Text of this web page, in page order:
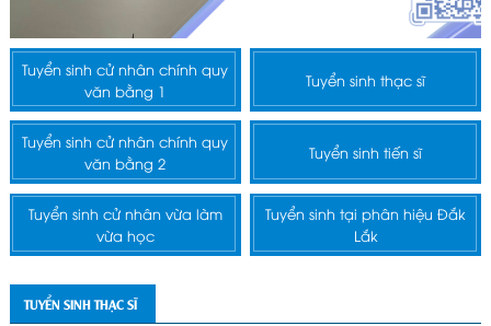
Tuyển sinh cử nhân chính quy
văn bằng 1
Tuyển sinh thạc sĩ
Tuyển sinh cử nhân chính quy
văn bằng 2
Tuyển sinh tiến sĩ
Tuyển sinh cử nhân vừa làm
vừa học
Tuyển sinh tại phân hiệu Đắk
Lắk
TUYỂN SINH THẠC SĨ